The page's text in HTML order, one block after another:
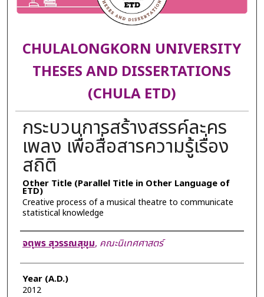
CHULALONGKORN UNIVERSITY
THESES AND DISSERTATIONS
(CHULA ETD)
กระบวนการสร้างสรรค์ละคร
เพลง เพื่อสื่อสารความรู้เรื่อง
สถิติ
Other Title (Parallel Title in Other Language of
ETD)
Creative process of a musical theatre to communicate
statistical knowledge
Author
จตุพร สุวรรณสุขุม, คณะนิเทศศาสตร์
Year (A.D.)
2012